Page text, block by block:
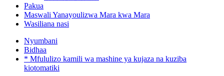
Pakua
Maswali Yanayoulizwa Mara kwa Mara
Wasiliana nasi
Nyumbani
Bidhaa
* Mfululizo kamili wa mashine ya kujaza na kuziba
kiotomatiki